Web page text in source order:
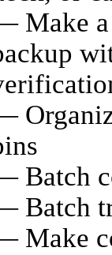
Make
Batch
Batch
Make